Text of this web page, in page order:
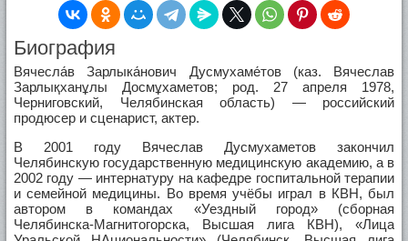
Биография
Вячесла́в Зарлыка́нович Дусмухаме́тов (каз. Вячеслав
Зарлықханұлы Досмұхаметов; род. 27 апреля 1978,
Черниговский, Челябинская область) — российский
продюсер и сценарист, актер.
В 2001 году Вячеслав Дусмухаметов закончил
Челябинскую государственную медицинскую академию, а в
2002 году — интернатуру на кафедре госпитальной терапии
и семейной медицины. Во время учёбы играл в КВН, был
автором в командах «Уездный город» (сборная
Челябинска-Магнитогорска, Высшая лига КВН), «Лица